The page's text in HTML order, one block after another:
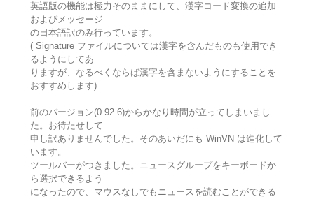
英語版の機能は極力そのままにして、漢字コード変換の追加
およびメッセージ
の日本語訳のみ行っています。
( Signature ファイルについては漢字を含んだものも使用でき
るようにしてあ
りますが、なるべくならば漢字を含まないようにすることを
おすすめします)
前のバージョン(0.92.6)からかなり時間が立ってしまいまし
た。お待たせして
申し訳ありませんでした。そのあいだにも WinVN は進化して
います。
ツールバーがつきました。ニュースグループをキーボードか
ら選択できるよう
になったので、マウスなしでもニュースを読むことができる